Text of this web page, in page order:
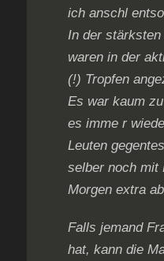
ich anschl
In der
waren in der
(!) Tropfen
Es war kaum
es imme r
Leuten
selber noch mit
Morgen extra
Falls jemand
hat, kann die